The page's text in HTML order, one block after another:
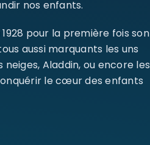
nos enfants.
pour la première fois son
aussi marquants les uns
Aladdin, ou encore les
le cœur des enfants